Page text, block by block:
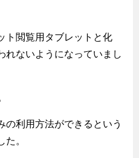
ト閲覧用タブレットと化
れないようになっていまし
の利用方法ができるという
。